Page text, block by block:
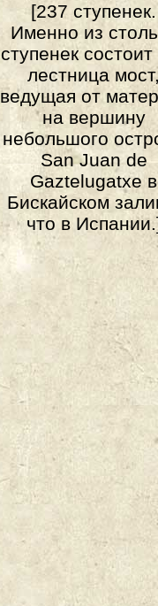
[237 ступенек.
Именно из
ступенек состоит
лестница
ведущая от
на вершину
небольшого
San Juan de
Gaztelugatxe в
Бискайском
что в